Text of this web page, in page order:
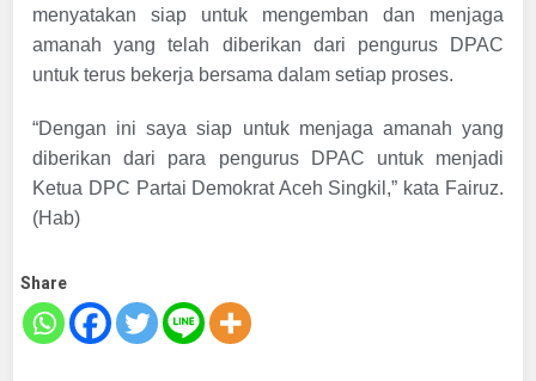
menyatakan siap untuk mengemban dan menjaga
amanah yang telah diberikan dari pengurus DPAC
untuk terus bekerja bersama dalam setiap proses.
“Dengan ini saya siap untuk menjaga amanah yang
diberikan dari para pengurus DPAC untuk menjadi
Ketua DPC Partai Demokrat Aceh Singkil,” kata Fairuz.
(Hab)
Share